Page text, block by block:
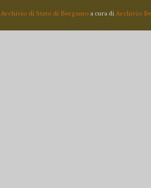
Archivio di Stato di Bergamo a cura di Archivio